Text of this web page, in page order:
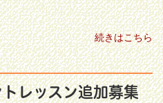
続きはこちら
レッスン追加募集